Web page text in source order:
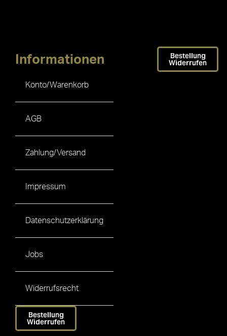
Informationen
Konto/Warenkorb
AGB
Zahlung/Versand
Impressum
Datenschutzerklärung
Jobs
Widerrufsrecht
Bestellung
Widerrufen
Bestellung
Widerrufen